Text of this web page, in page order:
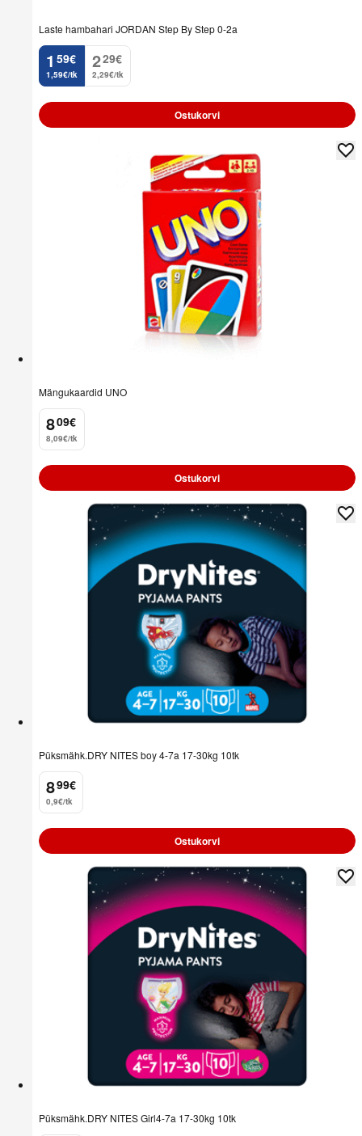
Laste hambahari JORDAN Step By Step 0-2a
1
. 59€
1,59€/tk
2
. 29€
2,29€/tk
Ostukorvi
Mängukaardid UNO
8
. 09€
8,09€/tk
Ostukorvi
Püksmähk.DRY NITES boy 4-7a 17-30kg 10tk
8
. 99€
0,9€/tk
Ostukorvi
Püksmähk.DRY NITES Girl4-7a 17-30kg 10tk